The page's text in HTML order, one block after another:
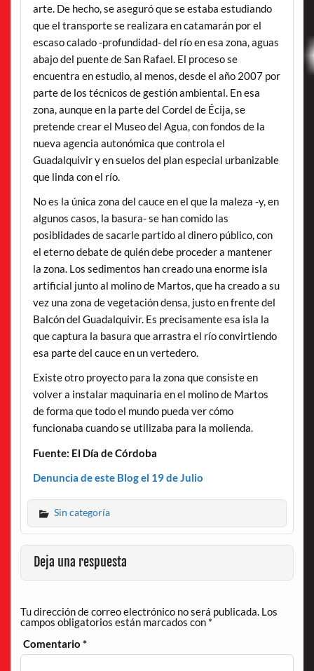
arte. De hecho, se aseguró que se estaba estudiando
que el transporte se realizara en catamarán por el
escaso calado -profundidad- del río en esa zona, aguas
abajo del puente de San Rafael. El proceso se
encuentra en estudio, al menos, desde el año 2007 por
parte de los técnicos de gestión ambiental. En esa
zona, aunque en la parte del Cordel de Écija, se
pretende crear el Museo del Agua, con fondos de la
nueva agencia autonómica que controla el
Guadalquivir y en suelos del plan especial urbanizable
que linda con el río.
No es la única zona del cauce en el que la maleza -y, en
algunos casos, la basura- se han comido las
posiblidades de sacarle partido al dinero público, con
el eterno debate de quién debe proceder a mantener
la zona. Los sedimentos han creado una enorme isla
artificial junto al molino de Martos, que ha creado a su
vez una zona de vegetación densa, justo en frente del
Balcón del Guadalquivir. Es precisamente esa isla la
que captura la basura que arrastra el río convirtiendo
esa parte del cauce en un vertedero.
Existe otro proyecto para la zona que consiste en
volver a instalar maquinaria en el molino de Martos
de forma que todo el mundo pueda ver cómo
funcionaba cuando se utilizaba para la molienda.
Fuente: El Día de Córdoba
Denuncia de este Blog el 19 de Julio
Sin categoría
Deja una respuesta
Tu dirección de correo electrónico no será publicada. Los
campos obligatorios están marcados con *
Comentario*